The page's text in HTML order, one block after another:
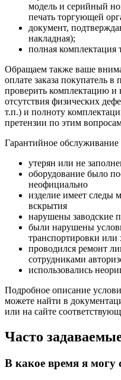
модель и серийный
печать торгующей
документ,
накладная);
полная комплектация
Обращаем также ваше
оплате заказа покупатель в
проверить комплектацию
отсутствия физических
т.п.) и полноту
претензии по этим
Гарантийное обслуживание
утерян или не
оборудование было
неофициально
изделие имеет следы
вскрытия
нарушены заводские
были нарушены
транспортировки или
проводился ремонт
сотрудниками
использовались
Подробное описание
можете найти в
или на сайте
Часто
В какое время я могу